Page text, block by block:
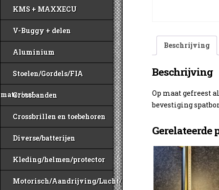
KMS + MAXXECU
V-Buggy + delen
Aluminium
Stoelen/Gordels/FIA
materiaal
Crossbanden
Crossbrillen en toebehoren
Diverse/batterijen
Kleding/helmen/protector
Motorisch/Aandrijving/Lucht/Benzine
Beschrijving
Beschrijving
Op maat gefreest
bevestiging
Gerelateerde